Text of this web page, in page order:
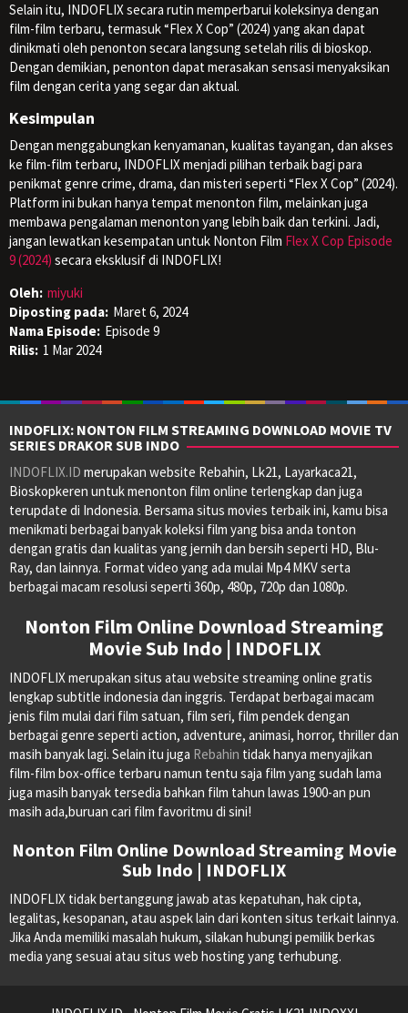
Selain itu, INDOFLIX secara rutin memperbarui koleksinya dengan
film-film terbaru, termasuk “Flex X Cop” (2024) yang akan dapat
dinikmati oleh penonton secara langsung setelah rilis di bioskop.
Dengan demikian, penonton dapat merasakan sensasi menyaksikan
film dengan cerita yang segar dan aktual.
Kesimpulan
Dengan menggabungkan kenyamanan, kualitas tayangan, dan akses
ke film-film terbaru, INDOFLIX menjadi pilihan terbaik bagi para
penikmat genre crime, drama, dan misteri seperti “Flex X Cop” (2024).
Platform ini bukan hanya tempat menonton film, melainkan juga
membawa pengalaman menonton yang lebih baik dan terkini. Jadi,
jangan lewatkan kesempatan untuk Nonton Film Flex X Cop Episode
9 (2024) secara eksklusif di INDOFLIX!
Oleh: miyuki
Diposting pada: Maret 6, 2024
Nama Episode: Episode 9
Rilis: 1 Mar 2024
INDOFLIX: NONTON FILM STREAMING DOWNLOAD MOVIE TV
SERIES DRAKOR SUB INDO
INDOFLIX.ID merupakan website Rebahin, Lk21, Layarkaca21,
Bioskopkeren untuk menonton film online terlengkap dan juga
terupdate di Indonesia. Bersama situs movies terbaik ini, kamu bisa
menikmati berbagai banyak koleksi film yang bisa anda tonton
dengan gratis dan kualitas yang jernih dan bersih seperti HD, Blu-
Ray, dan lainnya. Format video yang ada mulai Mp4 MKV serta
berbagai macam resolusi seperti 360p, 480p, 720p dan 1080p.
Nonton Film Online Download Streaming
Movie Sub Indo | INDOFLIX
INDOFLIX merupakan situs atau website streaming online gratis
lengkap subtitle indonesia dan inggris. Terdapat berbagai macam
jenis film mulai dari film satuan, film seri, film pendek dengan
berbagai genre seperti action, adventure, animasi, horror, thriller dan
masih banyak lagi. Selain itu juga Rebahin tidak hanya menyajikan
film-film box-office terbaru namun tentu saja film yang sudah lama
juga masih banyak tersedia bahkan film tahun lawas 1900-an pun
masih ada,buruan cari film favoritmu di sini!
Nonton Film Online Download Streaming Movie
Sub Indo | INDOFLIX
INDOFLIX tidak bertanggung jawab atas kepatuhan, hak cipta,
legalitas, kesopanan, atau aspek lain dari konten situs terkait lainnya.
Jika Anda memiliki masalah hukum, silakan hubungi pemilik berkas
media yang sesuai atau situs web hosting yang terhubung.